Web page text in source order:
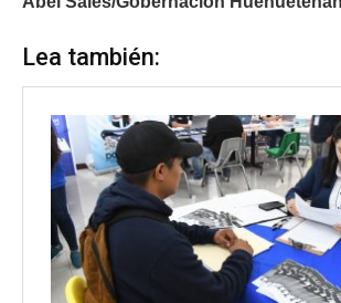
Lea también: